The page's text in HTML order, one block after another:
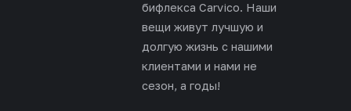
бифлекса Carvico. Наши
вещи живут лучшую и
долгую жизнь с нашими
клиентами и нами не
сезон, а годы!